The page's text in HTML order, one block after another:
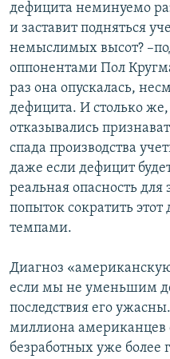
дефицита неминуемо
и заставит подняться
немыслимых высот?
оппонентами Пол
раз она опускалась,
дефицита. И столько
отказывались
спада производства
даже если дефицит
реальная опасность
попыток сократить
темпами.
Диагноз
если мы не уменьшим
последствия его
миллиона американцев
безработных уже более